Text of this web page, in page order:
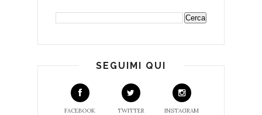
SEGUIMI QUI
FACEBOOK TWITTER INSTAGRAM